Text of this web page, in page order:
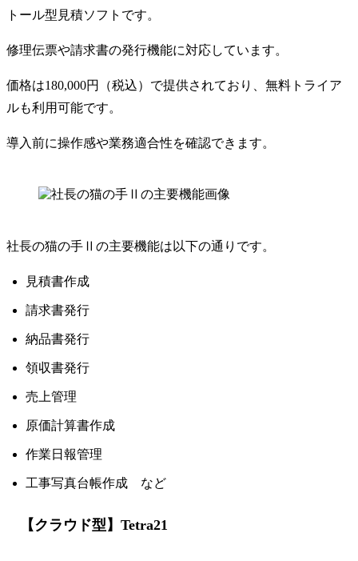
トール型見積ソフトです。
修理伝票や請求書の発行機能に対応しています。
価格は180,000円（税込）で提供されており、無料トライア
ルも利用可能です。
導入前に操作感や業務適合性を確認できます。
社長の猫の手Ⅱの主要機能は以下の通りです。
見積書作成
請求書発行
納品書発行
領収書発行
売上管理
原価計算書作成
作業日報管理
工事写真台帳作成 など
【クラウド型】Tetra21